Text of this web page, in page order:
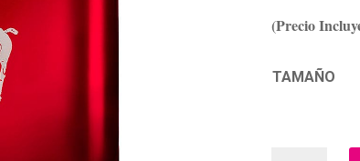
(Precio
TAMAÑO